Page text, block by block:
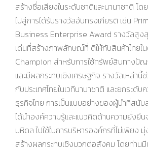
สร้างชื่อเสียงในระดับชาติและนานาชาติ โ
ไปสู่การได้รับรางวัลอันทรงเกียรติ เช่น
Business Enterprise Award รางวัลสู
เด่นที่สร้างภาพลักษณ์ที่ ดีให้กับสินค้าไทยใน
Champion สำหรับการใช้ทรัพย์สินทางปั
และมีผลกระทบเชิงเศรษฐกิจ รางวัลเหล่านี้
กับประเทศไทยในเวทีนานาชาติ และยกระดั
ธุรกิจไทย การเป็นแบบอย่างของผู้นำที่สนั
ได้นำองค์ความรู้และแนวคิดด้านความยั่งยื
มหิดล ไปใช้ในการบริหารองค์กรที่ไม่เพียง
สร้างผลกระทบเชิงบวกต่อสังคม โดยท่าน